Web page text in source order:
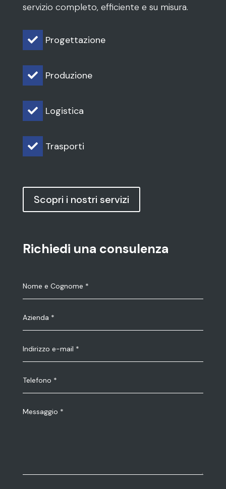
servizio completo, efficiente e su misura.
 Progettazione
 Produzione
 Logistica
 Trasporti
Scopri i nostri servizi
Richiedi una consulenza